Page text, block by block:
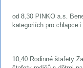
od 8,30 PINKO a.s.
kategoriích pro chlapce
10,40 Rodinné štafety